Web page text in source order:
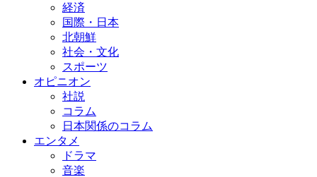
経済
国際・日本
北朝鮮
社会・文化
スポーツ
オピニオン
社説
コラム
日本関係のコラム
エンタメ
ドラマ
音楽